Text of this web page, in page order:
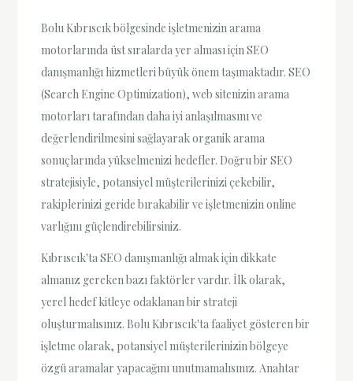
Bolu Kıbrıscık bölgesinde işletmenizin arama
motorlarında üst sıralarda yer alması için SEO
danışmanlığı hizmetleri büyük önem taşımaktadır. SEO
(Search Engine Optimization), web sitenizin arama
motorları tarafından daha iyi anlaşılmasını ve
değerlendirilmesini sağlayarak organik arama
sonuçlarında yükselmenizi hedefler. Doğru bir SEO
stratejisiyle, potansiyel müşterilerinizi çekebilir,
rakiplerinizi geride bırakabilir ve işletmenizin online
varlığını güçlendirebilirsiniz.
Kıbrıscık'ta SEO danışmanlığı almak için dikkate
almanız gereken bazı faktörler vardır. İlk olarak,
yerel hedef kitleye odaklanan bir strateji
oluşturmalısınız. Bolu Kıbrıscık'ta faaliyet gösteren bir
işletme olarak, potansiyel müşterilerinizin bölgeye
özgü aramalar yapacağını unutmamalısınız. Anahtar